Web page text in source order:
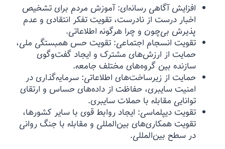
افزایش آگاهی رسانه‌ای: آموزش مردم برای تشخیص
اخبار درست از نادرست، تقویت تفکر انتقادی و عدم
پذیرش بی‌چون و چرا هرگونه اطلاعاتی.
تقویت انسجام اجتماعی: تقویت حس همبستگی ملی،
حمایت از ارزش‌های مشترک و ایجاد گفت‌وگوی
سازنده بین گروه‌های مختلف جامعه.
حمایت از زیرساخت‌های اطلاعاتی: سرمایه‌گذاری در
امنیت سایبری، حفاظت از داده‌های حساس و ارتقای
توانایی مقابله با حملات سایبری.
تقویت دیپلماسی: ایجاد روابط قوی با سایر کشورها،
تقویت همکاری‌های بین‌المللی و مقابله با جنگ روانی
در سطح بین‌المللی.